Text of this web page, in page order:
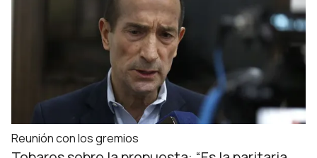
Reunión con los gremios